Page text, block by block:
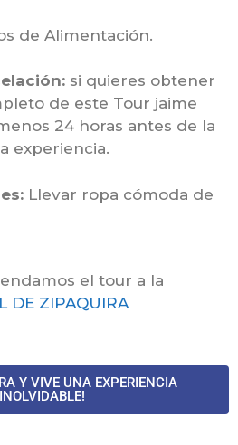
de Alimentación.
si quieres obtener
de este Tour jaime
24 horas antes de la
experiencia.
Llevar ropa cómoda de
el tour a la
DE ZIPAQUIRA
Y VIVE UNA EXPERIENCIA
INOLVIDABLE!